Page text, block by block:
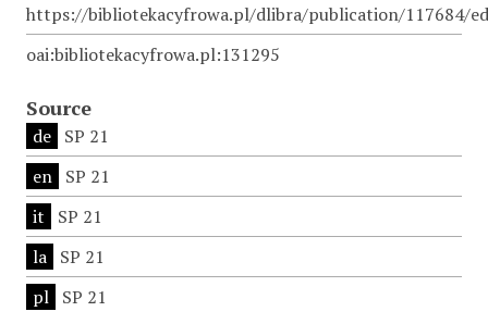
https://bibliotekacyfrowa.pl/dlibra/publication/117684/
oai:bibliotekacyfrowa.pl:131295
Source
de SP 21
en SP 21
it
SP 21
la SP 21
pl SP 21